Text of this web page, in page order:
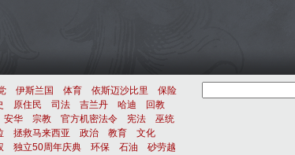
伊斯兰国 体育 依斯迈沙比里
保险
原住民 司法 吉兰丹 哈迪
回教
安华 宗教 官方机密法令 宪法
巫统
拯救马来西亚 政治 教育
文化
独立50周年庆典 环保 石油
砂劳越